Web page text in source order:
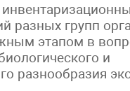
разных групп
этапом в
и
разнообразия